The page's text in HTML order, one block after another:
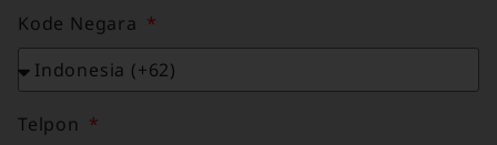
Kode Negara
Telpon